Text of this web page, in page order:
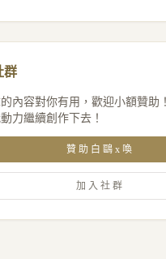
群
內容對你有用，歡迎小額贊助
力繼續創作下去！
贊助白鷗x喚
加入社群